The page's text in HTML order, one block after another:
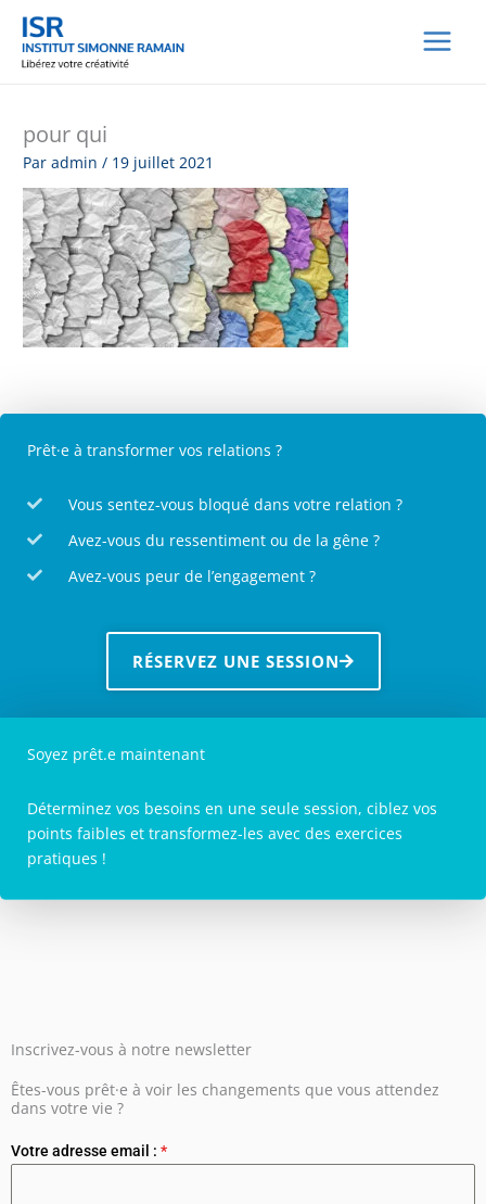
Aller
contenu
pour qui
Paradmin/ 19 juillet 2021
Prêt·e à transformer vos relations ?
Vous sentez-vous bloqué dans votre relation ?
Avez-vous du ressentiment ou de la gêne ?
Avez-vous peur de l’engagement ?
RÉSERVEZ UNE SESSION
Soyez prêt.e maintenant
Déterminez vos besoins en une seule session, ciblez vos
points faibles et transformez-les avec des exercices
pratiques !
Inscrivez-vous à notre newsletter
Êtes-vous prêt·e à voir les changements que vous attendez
dans votre vie ?
Votre adresse email : *